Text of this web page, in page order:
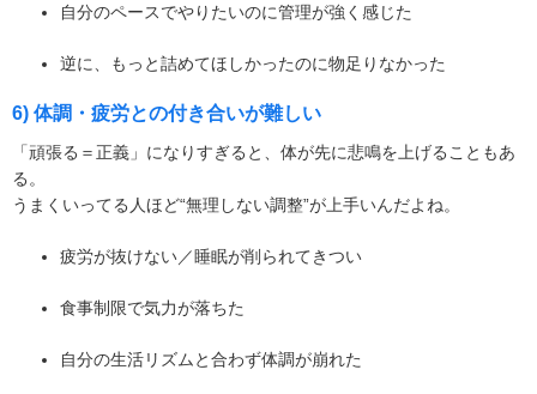
自分のペースでやりたいのに管理が強く感じた
逆に、もっと詰めてほしかったのに物足りなかった
6) 体調・疲労との付き合いが難しい
「頑張る＝正義」になりすぎると、体が先に悲鳴を上げることもあ
る。
うまくいってる人ほど“無理しない調整”が上手いんだよね。
疲労が抜けない／睡眠が削られてきつい
食事制限で気力が落ちた
自分の生活リズムと合わず体調が崩れた